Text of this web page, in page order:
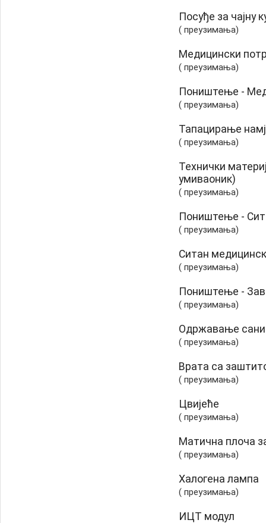
Посуђе за чајну
( преузимања)
Медицински
( преузимања)
Поништењe -
( преузимања)
Тапацирање
( преузимања)
Технички
умиваоник)
( преузимања)
Поништење -
( преузимања)
Ситан
( преузимања)
Поништење -
( преузимања)
Одржавање
( преузимања)
Врата са
( преузимања)
Цвијеће
( преузимања)
Матична плоча
( преузимања)
Халогена лампа
( преузимања)
ИЦТ модул